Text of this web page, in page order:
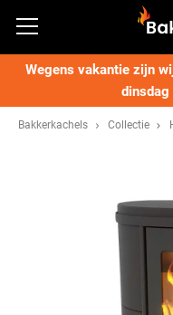
Wegens vakantie zijn
Bakkerkachels Collectie